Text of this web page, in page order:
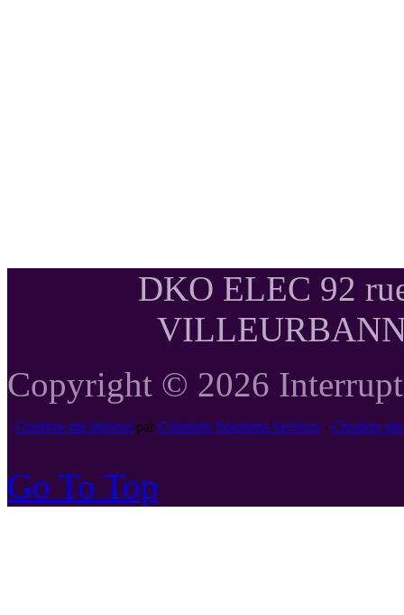
DKO ELEC 92
Copyright © 2026
Creation site internetpar Créations Solutions Services- Creation
Go To Top